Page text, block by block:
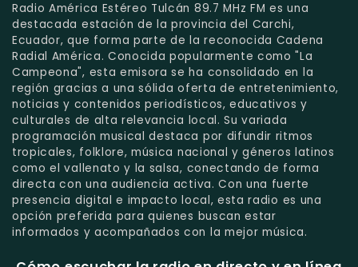
Radio América Estéreo Tulcán 89.7 MHz FM es una
destacada estación de la provincia del Carchi,
Ecuador, que forma parte de la reconocida Cadena
Radial América. Conocida popularmente como "La
Campeona", esta emisora se ha consolidado en la
región gracias a una sólida oferta de entretenimiento,
noticias y contenidos periodísticos, educativos y
culturales de alta relevancia local. Su variada
programación musical destaca por difundir ritmos
tropicales, folklore, música nacional y géneros latinos
como el vallenato y la salsa, conectando de forma
directa con una audiencia activa. Con una fuerte
presencia digital e impacto local, esta radio es una
opción preferida para quienes buscan estar
informados y acompañados con la mejor música.